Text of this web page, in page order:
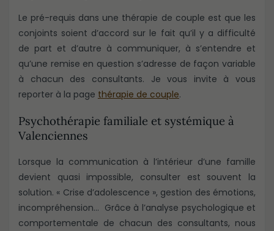
Le pré-requis dans une thérapie de couple est que les
conjoints soient d’accord sur le fait qu’il y a difficulté
de part et d’autre à communiquer, à s’entendre et
qu’une remise en question s’adresse de façon variable
à chacun des consultants. Je vous invite à vous
reporter à la page thérapie de couple.
Psychothérapie familiale et systémique à
Valenciennes
Lorsque la communication à l’intérieur d’une famille
devient quasi impossible, consulter est souvent la
solution. « Crise d’adolescence », gestion des émotions,
incompréhension… Grâce à l’analyse psychologique et
comportementale de chacun des consultants, nous